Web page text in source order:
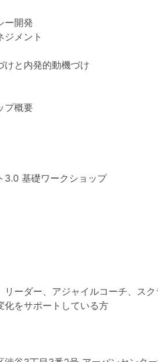
ー開発
ジメント
けと内発的動機づけ
プ概要
3.0 基礎ワークショップ
リーダー、アジャイルコーチ、ス
化をサポートしている方